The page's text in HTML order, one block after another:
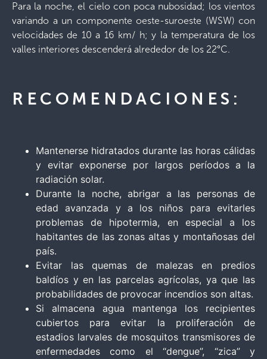
Para la noche, el cielo con poca nubosidad; los vientos
variando a un componente oeste-suroeste (WSW) con
velocidades de 10 a 16 km/ h; y la temperatura de los
valles interiores descenderá alrededor de los 22°C.
RECOMENDACIONES:
Mantenerse hidratados durante las horas cálidas
y evitar exponerse por largos períodos a la
radiación solar.
Durante la noche, abrigar a las personas de
edad avanzada y a los niños para evitarles
problemas de hipotermia, en especial a los
habitantes de las zonas altas y montañosas del
país.
Evitar las quemas de malezas en predios
baldíos y en las parcelas agrícolas, ya que las
probabilidades de provocar incendios son altas.
Si almacena agua mantenga los recipientes
cubiertos para evitar la proliferación de
estadios larvales de mosquitos transmisores de
enfermedades como el “dengue”, “zica” y